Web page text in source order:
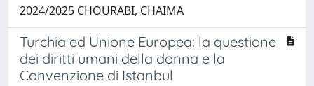
2024/2025 CHOURABI, CHAIMA
Turchia ed Unione Europea: la questione
dei diritti umani della donna e la
Convenzione di Istanbul